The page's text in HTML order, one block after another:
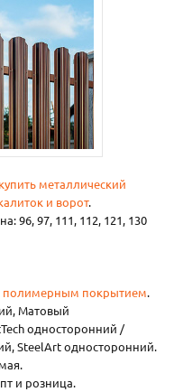
купить металлический
и ворот.
96, 97, 111, 112, 121, 130
полимерным покрытием.
Матовый
односторонний /
SteelArt односторонний.
и розница.